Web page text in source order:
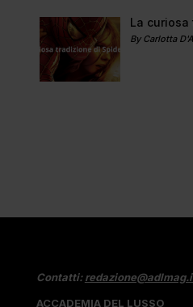
La
By Carlotta
Contatti:
ACCADEMIA DEL LUSSO